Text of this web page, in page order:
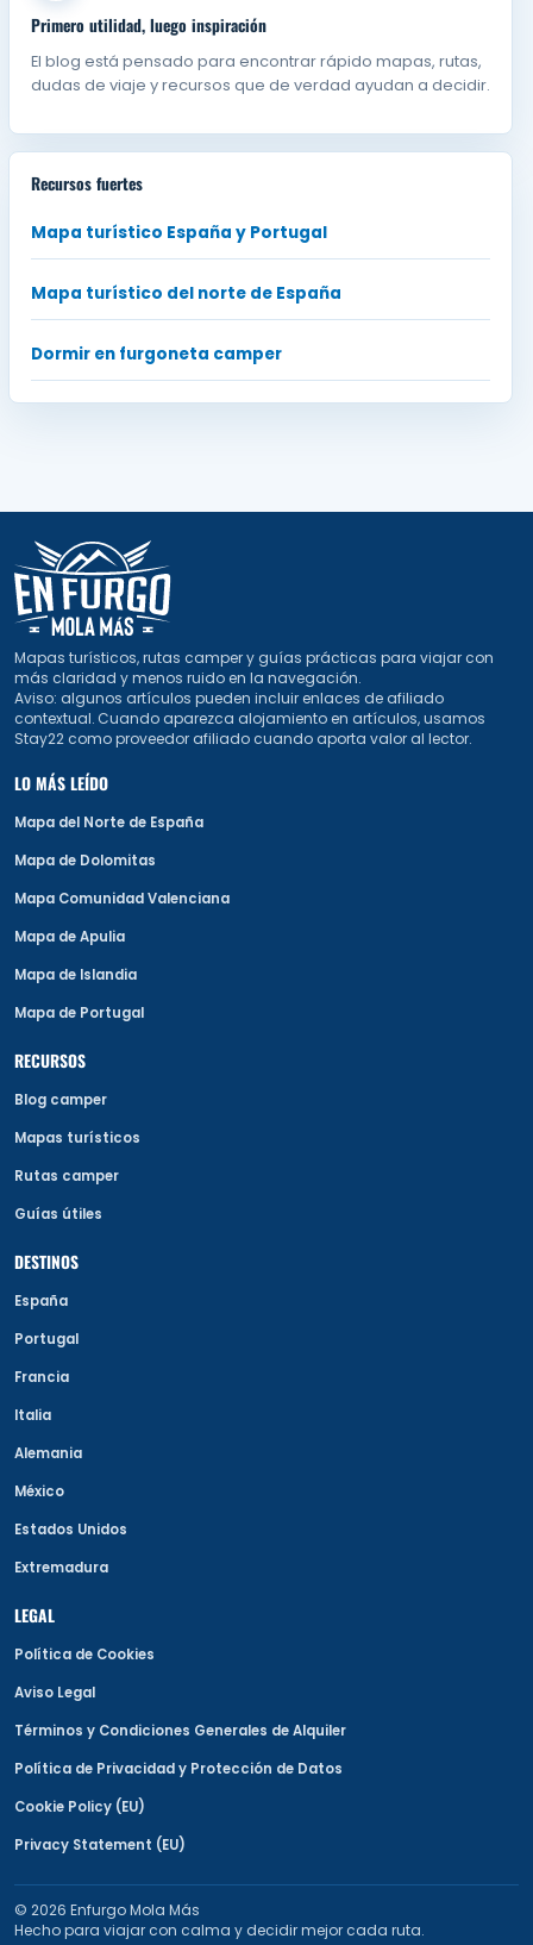
Primero utilidad, luego inspiración
El blog está pensado para encontrar rápido mapas, rutas,
dudas de viaje y recursos que de verdad ayudan a decidir.
Recursos fuertes
Mapa turístico España y Portugal
Mapa turístico del norte de España
Dormir en furgoneta camper
Mapas turísticos, rutas camper y guías prácticas para viajar con
más claridad y menos ruido en la navegación.
Aviso: algunos artículos pueden incluir enlaces de afiliado
contextual. Cuando aparezca alojamiento en artículos, usamos
Stay22 como proveedor afiliado cuando aporta valor al lector.
LO MÁS LEÍDO
Mapa del Norte de España
Mapa de Dolomitas
Mapa Comunidad Valenciana
Mapa de Apulia
Mapa de Islandia
Mapa de Portugal
RECURSOS
Blog camper
Mapas turísticos
Rutas camper
Guías útiles
DESTINOS
España
Portugal
Francia
Italia
Alemania
México
Estados Unidos
Extremadura
LEGAL
Política de Cookies
Aviso Legal
Términos y Condiciones Generales de Alquiler
Política de Privacidad y Protección de Datos
Cookie Policy (EU)
Privacy Statement (EU)
© 2026 Enfurgo Mola Más
Hecho para viajar con calma y decidir mejor cada ruta.